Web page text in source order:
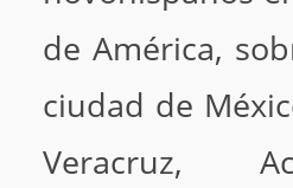
de América,
ciudad de
Veracruz,